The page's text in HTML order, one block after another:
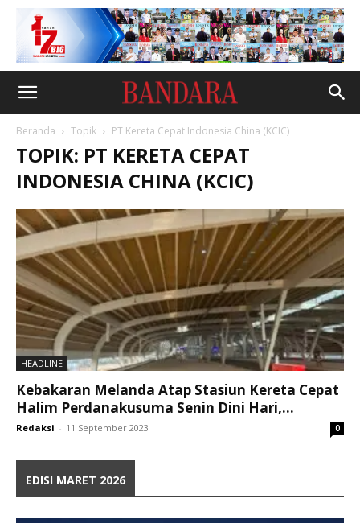
Beranda Topik PT Kereta Cepat Indonesia China (KCIC)
TOPIK: PT KERETA CEPAT
INDONESIA CHINA (KCIC)
HEADLINE
Kebakaran Melanda Atap Stasiun Kereta Cepat
Halim Perdanakusuma Senin Dini Hari,...
Redaksi - 11 September 2023 0
EDISI MARET 2026